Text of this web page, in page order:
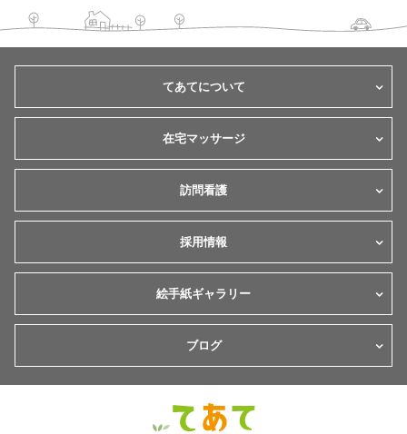
てあてについて
在宅マッサージ
訪問看護
採用情報
絵手紙ギャラリー
ブログ